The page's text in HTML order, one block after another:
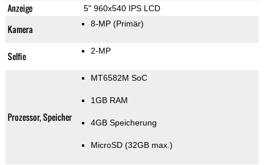
Anzeige 5" 960x540 IPS LCD
Kamera 8-MP (Primär)
Selfie 2-MP
Prozessor, Speicher
MT6582M SoC
1GB RAM
4GB Speicherung
MicroSD (32GB max.)